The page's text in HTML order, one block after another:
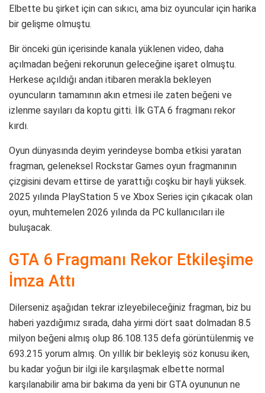
Elbette bu şirket için can sıkıcı, ama biz oyuncular için harika
bir gelişme olmuştu.
Bir önceki gün içerisinde kanala yüklenen video, daha
açılmadan beğeni rekorunun geleceğine işaret olmuştu.
Herkese açıldığı andan itibaren merakla bekleyen
oyuncuların tamamının akın etmesi ile zaten beğeni ve
izlenme sayıları da koptu gitti. İlk GTA 6 fragmanı rekor
kırdı.
Oyun dünyasında deyim yerindeyse bomba etkisi yaratan
fragman, geleneksel Rockstar Games oyun fragmanının
çizgisini devam ettirse de yarattığı coşku bir hayli yüksek.
2025 yılında PlayStation 5 ve Xbox Series için çıkacak olan
oyun, muhtemelen 2026 yılında da PC kullanıcıları ile
buluşacak.
GTA 6 Fragmanı Rekor Etkileşime
İmza Attı
Dilerseniz aşağıdan tekrar izleyebileceğiniz fragman, biz bu
haberi yazdığımız sırada, daha yirmi dört saat dolmadan 8.5
milyon beğeni almış olup 86.108.135 defa görüntülenmiş ve
693.215 yorum almış. On yıllık bir bekleyiş söz konusu iken,
bu kadar yoğun bir ilgi ile karşılaşmak elbette normal
karşılanabilir ama bir bakıma da yeni bir GTA oyununun ne